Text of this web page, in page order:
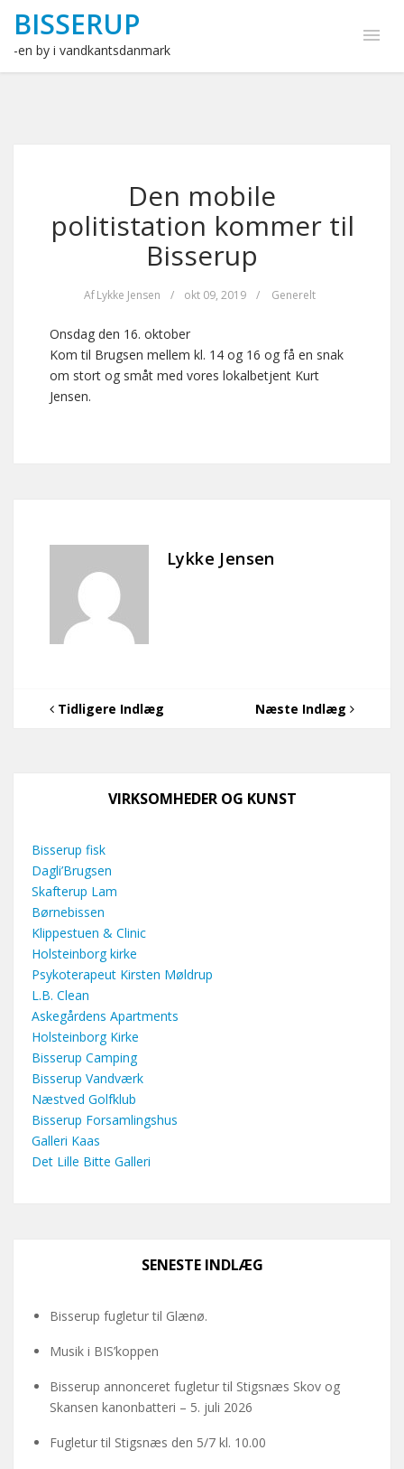
BISSERUP
-en by i vandkantsdanmark
Den mobile
politistation kommer til
Bisserup
AfLykke Jensen / okt 09, 2019 / Generelt
Onsdag den 16. oktober
Kom til Brugsen mellem kl. 14 og 16 og få en snak
om stort og småt med vores lokalbetjent Kurt
Jensen.
Lykke Jensen
Tidligere Indlæg Næste Indlæg
VIRKSOMHEDER OG KUNST
Bisserup fisk
Dagli’Brugsen
Skafterup Lam
Børnebissen
Klippestuen & Clinic
Holsteinborg kirke
Psykoterapeut Kirsten Møldrup
L.B. Clean
Askegårdens Apartments
Holsteinborg Kirke
Bisserup Camping
Bisserup Vandværk
Næstved Golfklub
Bisserup Forsamlingshus
Galleri Kaas
Det Lille Bitte Galleri
SENESTE INDLÆG
Bisserup fugletur til Glænø.
Musik i BIS’koppen
Bisserup annonceret fugletur til Stigsnæs Skov og
Skansen kanonbatteri – 5. juli 2026
Fugletur til Stigsnæs den 5/7 kl. 10.00